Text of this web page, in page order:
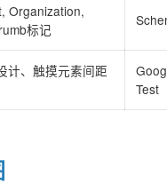
Organization,
标记
计、触摸元素间距
Test